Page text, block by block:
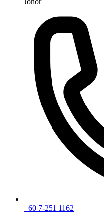
Johor
+60 7-251 1162